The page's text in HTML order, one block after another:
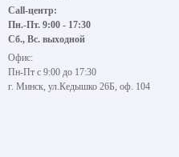
Call-центр:
Пн.-Пт. 9:00 - 17:30
Сб., Вс. выходной
Офис:
Пн-Пт с 9:00 до 17:30
г. Минск, ул.Кедышко 26Б, оф. 104